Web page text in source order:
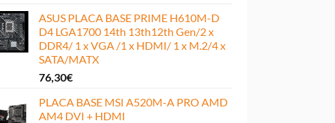
ASUS PLACA BASE PRIME H610M-D
D4 LGA1700 14th 13th12th Gen/2 x
DDR4/ 1 x VGA /1 x HDMI/ 1 x M.2/4 x
SATA/MATX
76,30€
PLACA BASE MSI A520M-A PRO AMD
AM4 DVI + HDMI